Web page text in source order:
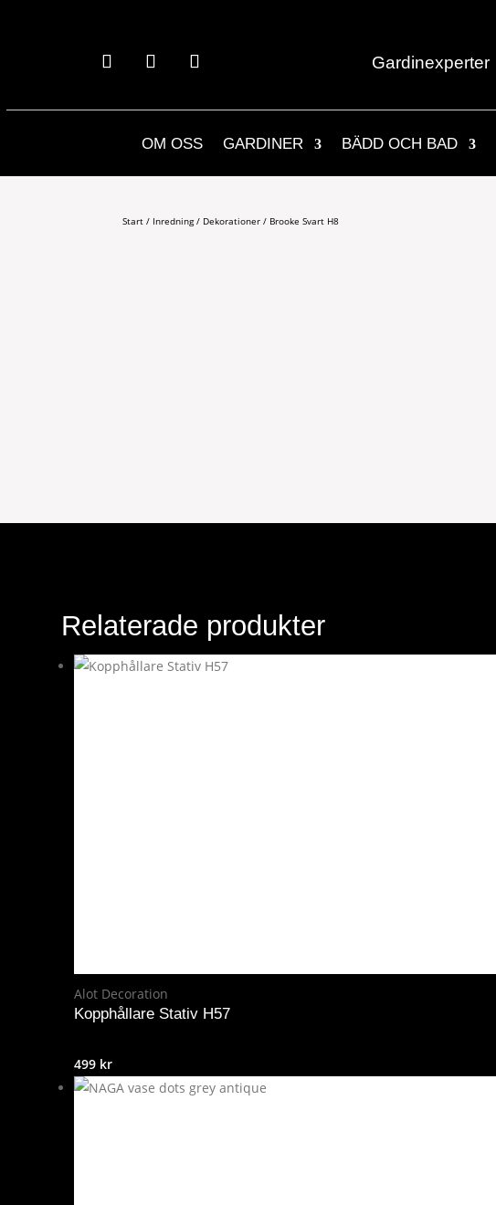
Gardinexperter
OM OSS GARDINER BÄDD OCH BAD
Start / Inredning/ Dekorationer / Brooke Svart H8
Relaterade produkter
Alot Decoration
Kopphållare Stativ H57
499 kr